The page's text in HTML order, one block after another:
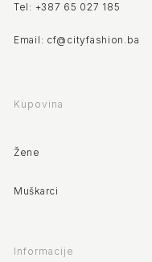
Tel: +387 65 027 185
Email: cf@cityfashion.ba
Kupovina
Žene
Muškarci
Informacije